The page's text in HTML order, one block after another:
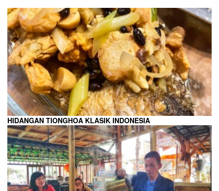
HIDANGAN TIONGHOA KLASIK INDONESIA